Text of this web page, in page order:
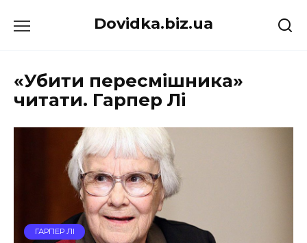
до
Dovidka.biz.ua
«Убити пересмішника»
читати. Гарпер Лі
ГАРПЕР ЛІ